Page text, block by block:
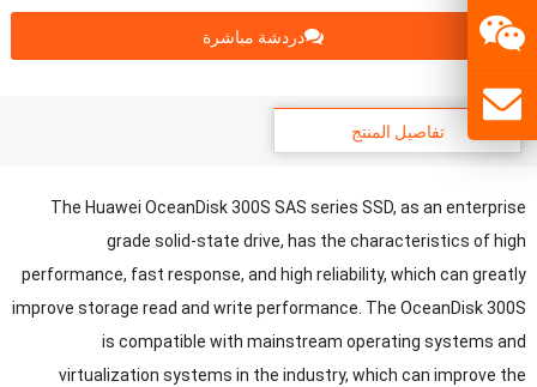
دردشة مباشرة
تفاصيل المنتج
The Huawei OceanDisk 300S SAS series SSD,as an enterprise
grade solid-state drive, has the characteristics of high
performance, fast response,and high reliability,which can greatly
improve storage read and write performance The OceanDisk 300S
is compatible with mainstream operating systems and
virtualization systems in the industry,which can improve the